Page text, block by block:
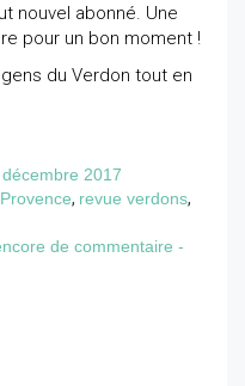
nouvel abonné. Une
pour un bon moment !
du Verdon tout en
2017
, revue verdons,
de commentaire -